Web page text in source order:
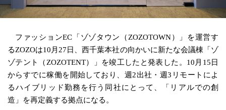
ファッションEC「ゾゾタウン（ZOZOTOWN）」を運営す
るZOZOは10月27日、西千葉本社の向かいに新たな会議棟「ゾ
ゾテント（ZOZOTENT）」を竣工したと発表した。10月15日
からすでに稼働を開始しており、週2出社・週3リモートによ
るハイブリッド勤務を行う同社にとって、「リアルでの創
造」を再定義する拠点になる。